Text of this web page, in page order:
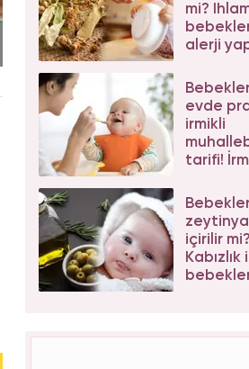
mi?
alerji
ıhlamur
evde
irmikli
tarifi!
nasıl
içirilir mi?
Kabızlık